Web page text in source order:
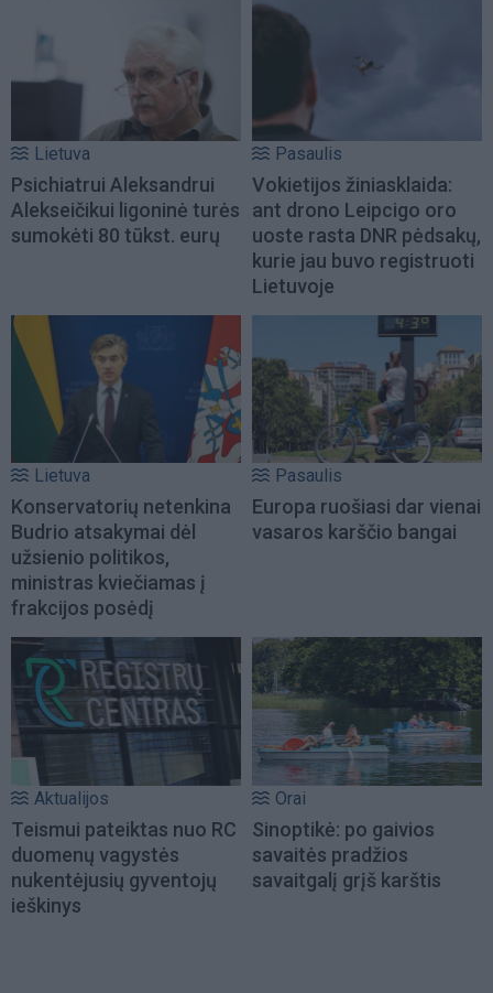
Lietuva
Psichiatrui Aleksandrui
Alekseičikui ligoninė turės
sumokėti 80 tūkst. eurų
Pasaulis
Vokietijos žiniasklaida:
ant drono Leipcigo oro
uoste rasta DNR pėdsakų,
kurie jau buvo registruoti
Lietuvoje
Lietuva
Konservatorių netenkina
Budrio atsakymai dėl
užsienio politikos,
ministras kviečiamas į
frakcijos posėdį
Pasaulis
Europa ruošiasi dar vienai
vasaros karščio bangai
Aktualijos
Teismui pateiktas nuo RC
duomenų vagystės
nukentėjusių gyventojų
ieškinys
Orai
Sinoptikė: po gaivios
savaitės pradžios
savaitgalį grįš karštis